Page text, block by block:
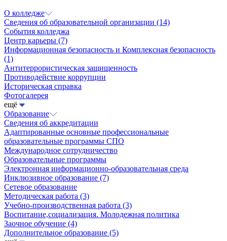
О колледже
Сведения об образовательной организации (14)
События колледжа
Центр карьеры (7)
Информационная безопасность и Комплексная безопасность
(1)
Антитеррористическая защищенность
Противодействие коррупции
Историческая справка
Фотогалерея
ещё
Образование
Сведения об аккредитации
Адаптированные основные профессиональные
образовательные программы СПО
Международное сотрудничество
Образовательные программы
Электронная информационно-образовательная среда
Инклюзивное образование (7)
Сетевое образование
Методическая работа (3)
Учебно-производственная работа (3)
Воспитание,социализация. Молодежная политика
Заочное обучение (4)
Дополнительное образование (5)